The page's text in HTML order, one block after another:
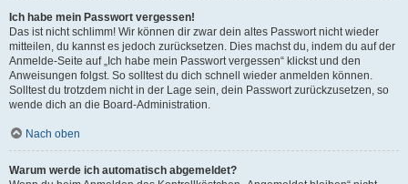
Ich habe mein Passwort vergessen!
Das ist nicht schlimm! Wir können dir zwar dein altes Passwort nicht wieder
mitteilen, du kannst es jedoch zurücksetzen. Dies machst du, indem du auf der
Anmelde-Seite auf „Ich habe mein Passwort vergessen“ klickst und den
Anweisungen folgst. So solltest du dich schnell wieder anmelden können.
Solltest du trotzdem nicht in der Lage sein, dein Passwort zurückzusetzen, so
wende dich an die Board-Administration.
Nach oben
Warum werde ich automatisch abgemeldet?